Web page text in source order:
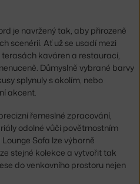
je navržený tak, aby přirozeně
scenérií. Ať už se usadí mezi
kaváren a restaurací,
Důmyslně vybrané barvy
splynuly s okolím, nebo
akcent.
řemeslné zpracování,
odolné vůči povětrnostním
Sofa lze výborně
stejné kolekce a vytvořit tak
do venkovního prostoru nejen